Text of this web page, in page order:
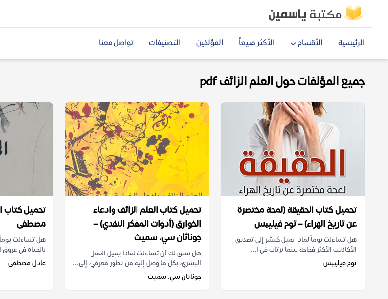
الرئيسية الأقسام الأكثر مبيعاً المؤلفين التصنيفات تواصل معنا
جميع المؤلفات حول العلم الزائف pdf
تحميل كتاب ‫الحقيقة (لمحة مختصرة
عن تاريخ الهراء)‬ – توم فيليبس
هل تساءلت يوماً لماذا نميل كبشر إلى تصديق
الأكاذيب الأكثر فجاجة بينما نرتاب في ا...
توم فيليبس
تحميل كتاب العلم الزائف وادعاء
الخوارق (أدوات المفكر النقدي) –
جوناثان سي. سميث
هل سبق لك أن تساءلت لماذا يميل العقل
البشري، بكل ما وصل إليه من تطور معرفي، إلى...
جوناثان سي. سميث
تحميل كتاب
مصطفى
هل تساءلت يوماً
بالحياة في
عادل مصطفى